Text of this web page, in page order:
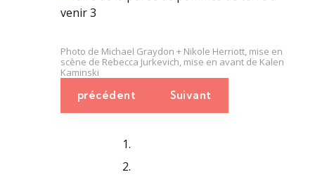
i
v
Photo de Michael Graydon + Nikole Herriott, mise en
scène de Rebecca Jurkevich, mise en avant de Kalen
Kaminski
précédent Suivant